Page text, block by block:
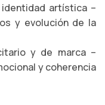
artística –
y evolución de la
y de marca –
y coherencia